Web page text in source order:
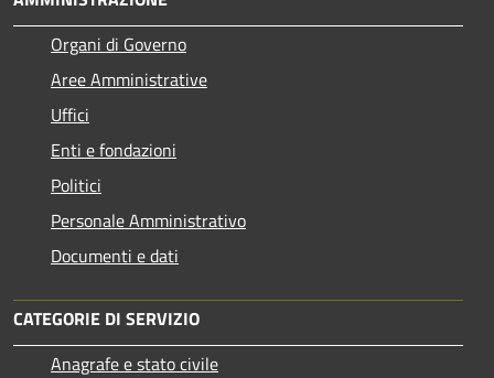
Organi di Governo
Aree Amministrative
Uffici
Enti e fondazioni
Politici
Personale Amministrativo
Documenti e dati
CATEGORIE DI SERVIZIO
Anagrafe e stato civile